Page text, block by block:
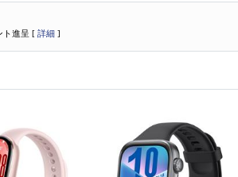
ト進呈 [ 詳細 ]